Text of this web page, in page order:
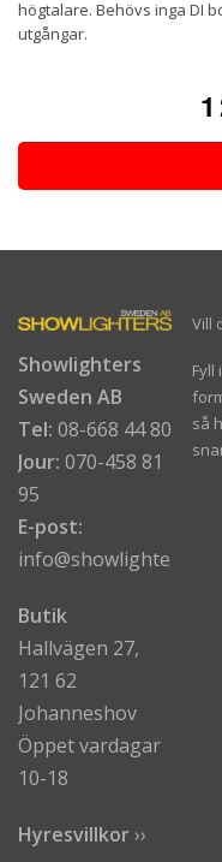
högtalare. Behövs inga DI
utgångar.
Showlighters
Sweden AB
Tel: 08-668 44 80
Jour: 070-458 81
95
E-post:
info@showlighters.se
Butik
Hallvägen 27,
121 62
Johanneshov
Öppet vardagar
10-18
Hyresvillkor››
Vill
Fyll
så